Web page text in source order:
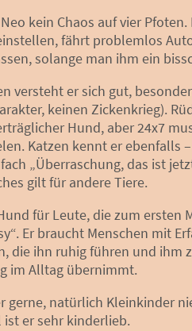
kein Chaos auf vier
fährt problemlos
solange man ihm ein
versteht er sich gut,
keinen Zickenkrieg).
Hund, aber 24x7
Katzen kennt er
„Überraschung, das ist
gilt für andere Tiere.
für Leute, die zum ersten
Er braucht Menschen mit
die ihn ruhig führen und ihm
im Alltag übernimmt.
gerne, natürlich Kleinkinder
ist er sehr kinderlieb.